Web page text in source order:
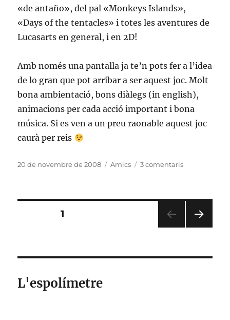
«de antaño», del pal «Monkeys Islands»,
«Days of the tentacles» i totes les aventures de
Lucasarts en general, i en 2D!
Amb només una pantalla ja te’n pots fer a l’idea
de lo gran que pot arribar a ser aquest joc. Molt
bona ambientació, bons diàlegs (in english),
animacions per cada acció important i bona
música. Si es ven a un preu raonable aquest joc
caurà per reis
Publicat
20 de novembre de 2008 Categories
Amics 3 comentarisa
Paginació
les
entrades
PÀGINA1
ÜEN
L'espolímetre